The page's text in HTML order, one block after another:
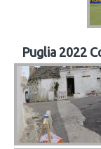
Puglia 2022